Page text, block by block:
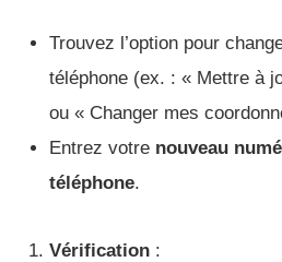
Trouvez l’option pour
téléphone (ex. : « Mettre à
ou « Changer mes
Entrez votre nouveau
téléphone.
Vérification :